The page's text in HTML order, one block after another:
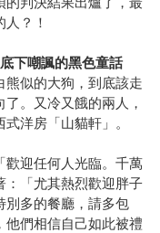
？！
下嘲諷的黑色童話
熊似的大狗，到底該走
。又冷又餓的兩人，
洋房「山貓軒」。
歡迎任何人光臨。千萬
：「尤其熱烈歡迎胖子
別多的餐廳，請多包
他們相信自己如此被禮